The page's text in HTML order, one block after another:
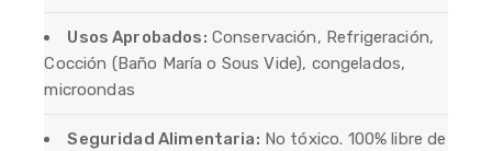
Usos Aprobados: Conservación, Refrigeración,
Cocción (Baño María o Sous Vide), congelados,
microondas
Seguridad Alimentaria: No tóxico. 100% libre de